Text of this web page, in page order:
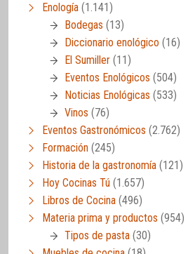
Enología (1.141)
Bodegas (13)
Diccionario enológico (16)
El Sumiller (11)
Eventos Enológicos (504)
Noticias Enológicas (533)
Vinos (76)
Eventos Gastronómicos (2.762)
Formación (245)
Historia de la gastronomía (121)
Hoy Cocinas Tú (1.657)
Libros de Cocina (496)
Materia prima y productos (954)
Tipos de pasta (30)